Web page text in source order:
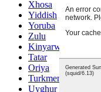
Xhosa
Yiddish
Yoruba
Zulu
Kinyarwanda
Tatar
Oriya
Turkmen
Uyghur